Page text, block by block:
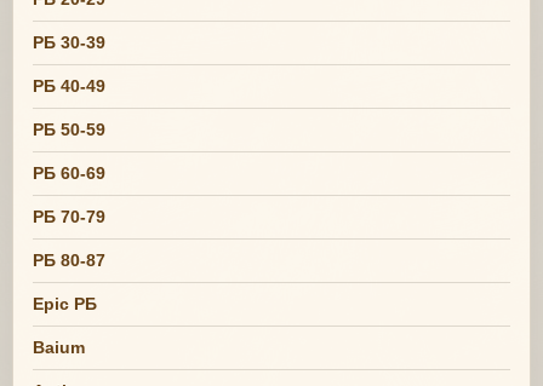
РБ 30-39
РБ 40-49
РБ 50-59
РБ 60-69
РБ 70-79
РБ 80-87
Epic РБ
Baium